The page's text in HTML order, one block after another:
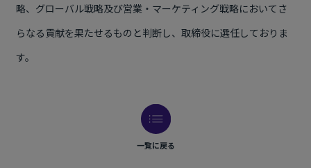
略、グローバル戦略及び営業・マーケティング戦略においてさ
らなる貢献を果たせるものと判断し、取締役に選任しておりま
す。
一覧に戻る